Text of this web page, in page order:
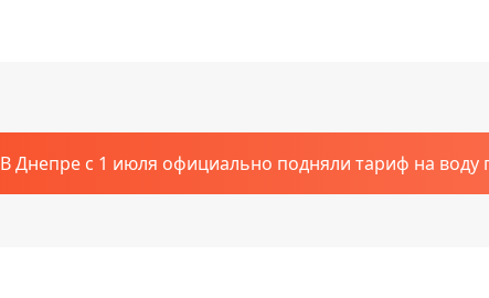
В Днепре с 1 июля официально подняли тариф на воду